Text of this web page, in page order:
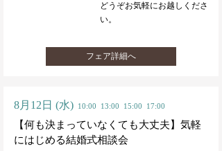
どうぞお気軽にお越しくださ
い。
フェア詳細へ
8月12日 (水) 10:00 13:00 15:00 17:00
【何も決まっていなくても大丈夫】気軽
にはじめる結婚式相談会